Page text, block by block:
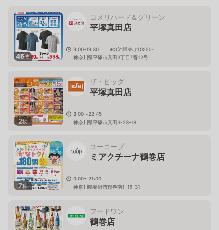
46枚
コメリハード＆グリーン
平塚真田店
9:00-19:30 ※灯油販売は10:00～
神奈川県平塚市真田3丁目7番12号
2枚
ザ・ビッグ
平塚真田店
8:00～22:45
神奈川県平塚市真田3-23-18
7枚
ユーコープ
ミアクチーナ鶴巻店
9:00〜21:00
神奈川県秦野市鶴巻南1-19-31
フードワン
鶴巻店